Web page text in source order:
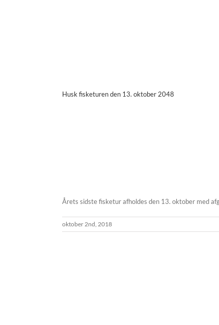
Husk fisketuren den 13. oktober 2048
Årets sidste fisketur afholdes den 13. oktober med
oktober 2nd, 2018